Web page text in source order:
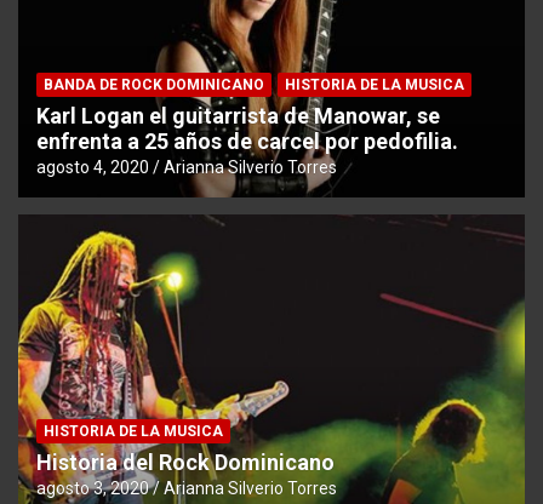
BANDA DE ROCK DOMINICANO HISTORIA DE LA MUSICA
Karl Logan el guitarrista de Manowar, se
enfrenta a 25 años de carcel por pedofilia.
agosto 4, 2020 Arianna Silverio Torres
HISTORIA DE LA MUSICA
Historia del Rock Dominicano
agosto 3, 2020 Arianna Silverio Torres